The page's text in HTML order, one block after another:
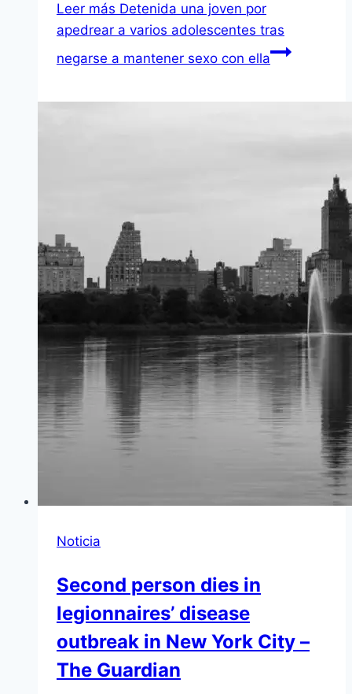
Leer más Detenida una joven por
apedrear a varios adolescentes tras
negarse a mantener sexo con ella
Noticia
Second person dies in
legionnaires’ disease
outbreak in New York City –
The Guardian